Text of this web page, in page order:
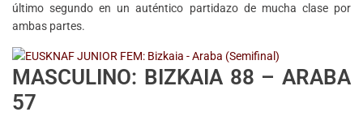
último segundo en un auténtico partidazo de mucha clase por
ambas partes.
MASCULINO: BIZKAIA 88 – ARABA
57